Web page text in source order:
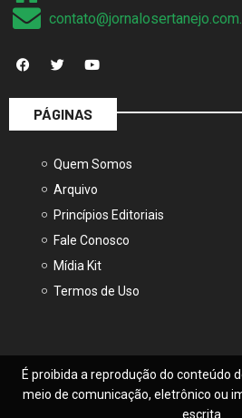
PÁGINAS
Quem Somos
Arquivo
Princípios Editoriais
Fale Conosco
Mídia Kit
Termos de Uso
É proibida a reprodução do conteúdo
meio de comunicação, eletrônico ou
escrita.